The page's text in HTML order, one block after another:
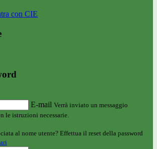
con CIE
E-mail Verrà inviato un messaggio
le istruzioni necessarie.
al nome utente? Effettua il reset della password